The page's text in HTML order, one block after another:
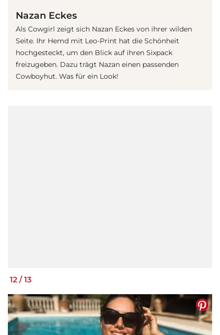
Nazan Eckes
Als Cowgirl zeigt sich Nazan Eckes von ihrer wilden
Seite. Ihr Hemd mit Leo-Print hat die Schönheit
hochgesteckt, um den Blick auf ihren Sixpack
freizugeben. Dazu trägt Nazan einen passenden
Cowboyhut. Was für ein Look!
12 /13